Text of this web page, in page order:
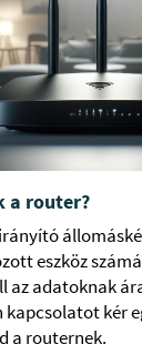
a router?
eszköz
az adatoknak
kapcsolatot kér
a routernek.